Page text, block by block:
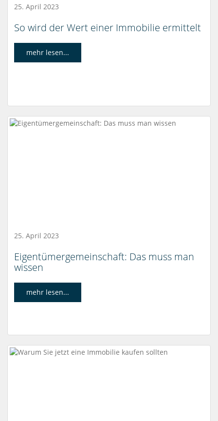
25. April 2023
So wird der Wert einer Immobilie ermittelt
mehr lesen...
25. April 2023
Eigentümergemeinschaft: Das muss man
wissen
mehr lesen...